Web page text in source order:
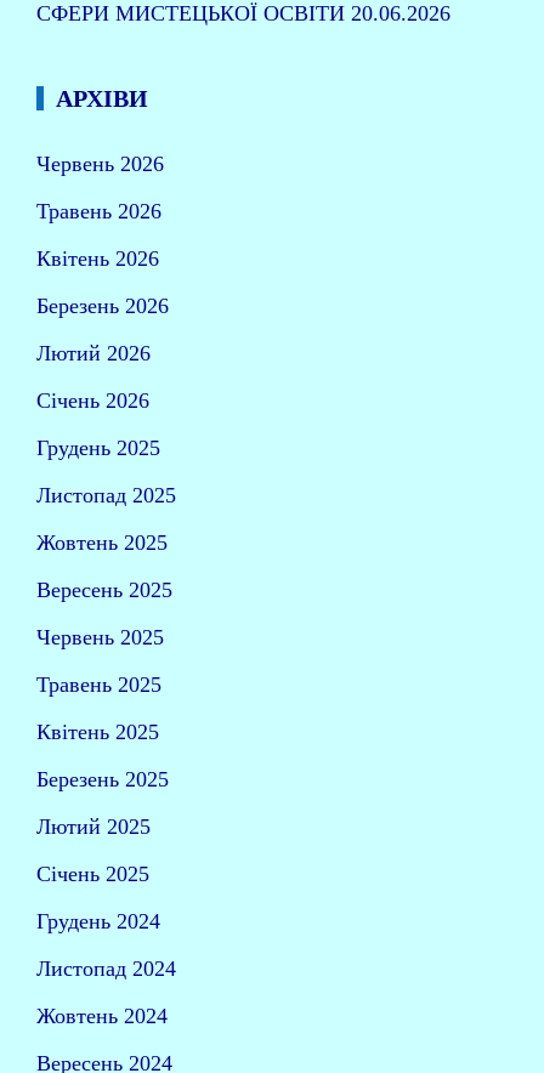
СФЕРИ МИСТЕЦЬКОЇ ОСВІТИ 20.06.2026
АРХІВИ
Червень 2026
Травень 2026
Квітень 2026
Березень 2026
Лютий 2026
Січень 2026
Грудень 2025
Листопад 2025
Жовтень 2025
Вересень 2025
Червень 2025
Травень 2025
Квітень 2025
Березень 2025
Лютий 2025
Січень 2025
Грудень 2024
Листопад 2024
Жовтень 2024
Вересень 2024